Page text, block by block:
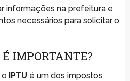
informações na prefeitura e
necessários para solicitar o
É IMPORTANTE?
IPTU é um dos impostos